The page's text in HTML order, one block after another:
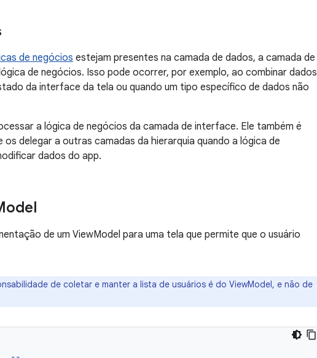
de negócios estejam presentes na camada de dados, a camada de
de negócios. Isso pode ocorrer, por exemplo, ao combinar dados
da interface da tela ou quando um tipo específico de dados não
a lógica de negócios da camada de interface. Ele também é
delegar a outras camadas da hierarquia quando a lógica de
dados do app.
de um ViewModel para uma tela que permite que o usuário
de coletar e manter a lista de usuários é do ViewModel, e não de